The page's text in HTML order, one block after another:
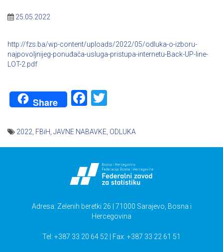
25.05.2022
http://fzs.ba/wp-content/uploads/2022/05/odluka-o-izboru-
najpovoljnijeg-ponuđača-usluga-pristupa-internetu-Back-UP-line-
LOT-2.pdf
Share Facebook
2022 FBiH JAVNE NABAVKE ODLUKA
Adresa: Zelenih beretki 26 | 71000 Sarajevo, Bosna i
Hercegovina
Tel: +387 33 20 64 52 | Fax: +387 33 22 61 51